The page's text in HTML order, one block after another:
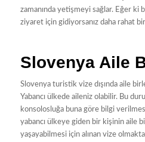
zamanında yetişmeyi sağlar. Eğer ki
ziyaret için gidiyorsanız daha rahat
Slovenya Aile
Slovenya turistik vize dışında aile
Yabancı ülkede aileniz olabilir. Bu
konsolosluğa buna göre bilgi
yabancı ülkeye giden bir kişinin aile
yaşayabilmesi için alınan vize